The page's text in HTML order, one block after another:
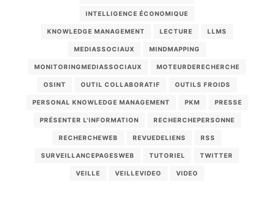
INTELLIGENCE ÉCONOMIQUE
KNOWLEDGE MANAGEMENT LECTURE LLMS
MEDIASSOCIAUX MINDMAPPING
MONITORINGMEDIASSOCIAUX MOTEURDERECHERCHE
OSINT OUTIL COLLABORATIF OUTILS FROIDS
PERSONAL KNOWLEDGE MANAGEMENT PKM PRESSE
PRÉSENTER L'INFORMATION RECHERCHEPERSONNE
RECHERCHEWEB REVUEDELIENS RSS
SURVEILLANCEPAGESWEB TUTORIEL TWITTER
VEILLE VEILLEVIDEO VIDEO